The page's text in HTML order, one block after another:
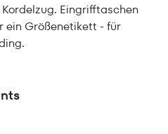
Eingrifftaschen
ein Größenetikett - für